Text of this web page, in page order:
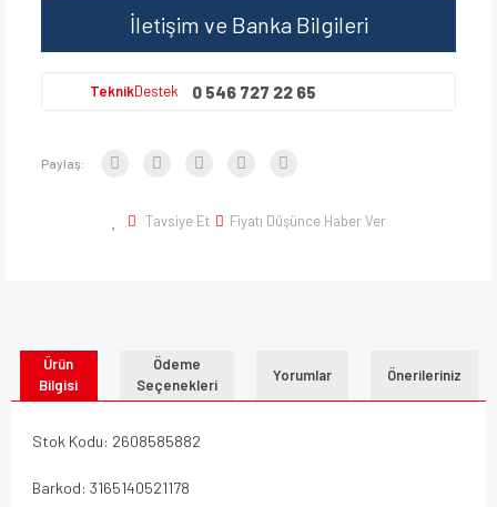
İletişim ve Banka Bilgileri
TeknikDestek 0 546 727 22 65
Paylaş:
Tavsiye Et Fiyatı Düşünce Haber Ver
Ürün
Bilgisi
Ödeme
Seçenekleri
Yorumlar Önerileriniz
Stok Kodu: 2608585882
Barkod: 3165140521178